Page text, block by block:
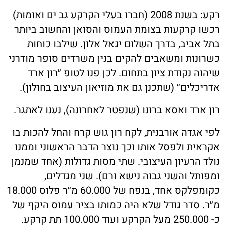
רקע: בשנת 2008 (חברו בעלי הקרקע גב ים ואומות)
רכשו קרקעות בצומת העמוס והסואן והחשוב ביותר
בתל אביב, בדרך השלום יגאל אלון. שילבו כוחות
כשרונות ומשאבים להקים בנין משרדים סופר מודרני
שיהוה נקודת ציון בתחום. לכן פנו לטופ ״רון ארד
אדריכלים״ (שתכנן גם את מוזיאון העיצוב בחולון).
רון ארד ואסא ברונו (שנפטר לאחרונה), נענו לאתגר.
לפי אגדה אורבנית, לקח רון גוש קרח והחל להכות בו
אקראית ולפסל אותו וכך נוצר הדבר הראשוני וממנו
נולד הרעיון העיצובי. שתי מסות גדולות (אחד שמנמן
ומפותל והשני גבוה נישא ורם). שני מגדלים,
כקומפלקס אחד, בנפח של 60.000 מ״ר פלוס 18.000
מ״ר. סדר גודל שלא היה כמותו בציר עמוס היקף של
כ- 250.000 מעל הקרקע ועוד 100.000 תת קרקע.